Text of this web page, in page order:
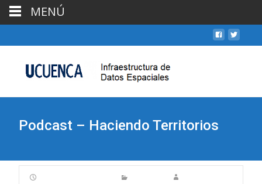
Podcast – Haciendo Territorios
MENÚ